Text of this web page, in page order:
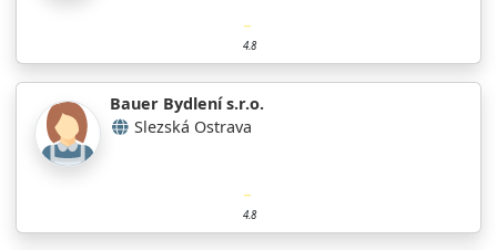
4.8
Bauer Bydlení s.r.o.
Slezská Ostrava
4.8